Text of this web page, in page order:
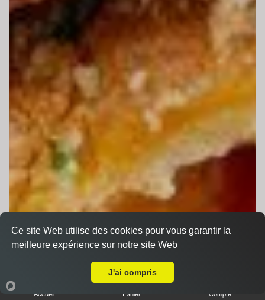
Accueil Panier Compte
Ce site Web utilise des cookies pour vous garantir la
meilleure expérience sur notre site Web
J'ai compris